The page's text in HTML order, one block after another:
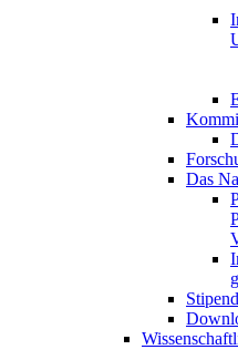
Das